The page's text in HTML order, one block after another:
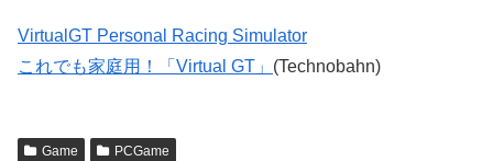
VirtualGT Personal Racing Simulator
これでも家庭用！「Virtual GT」 (Technobahn)
Game PCGame